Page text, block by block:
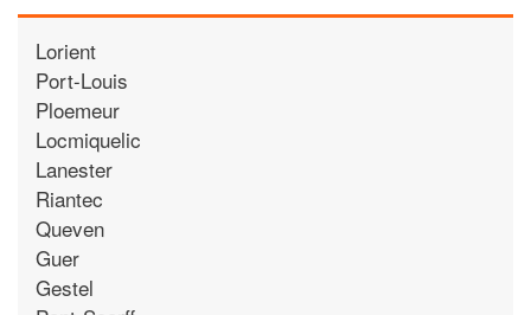
Lorient
Port-Louis
Ploemeur
Locmiquelic
Lanester
Riantec
Queven
Guer
Gestel